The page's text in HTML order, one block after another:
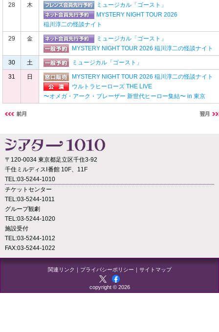
28 木
ミュージカル「ゴースト」
MYSTERY NIGHT TOUR 2026
稲川淳二の怪談ナイト
29 金
ミュージカル「ゴースト」
MYSTERY NIGHT TOUR 2026 稲川淳二の怪談ナイト
30 土 ミュージカル「ゴースト」
31 日
MYSTERY NIGHT TOUR 2026 稲川淳二の怪談ナイト
ウルトラヒーローズ THE LIVE
〜オメガ・アーク・ブレーザー 新世代ヒーロー集結〜 in 東京
〒120-0034 東京都足立区千住3-92
千住ミルディスⅠ番館 10F、11F
TEL:03-5244-1010
チケットセンター
TEL:03-5244-1011
グループ観劇
TEL:03-5244-1020
施設受付
TEL:03-5244-1012
FAX:03-5244-1022
関連リンク ｜ プライバシーポリシー ｜ サイトマップ
copyright © 2026